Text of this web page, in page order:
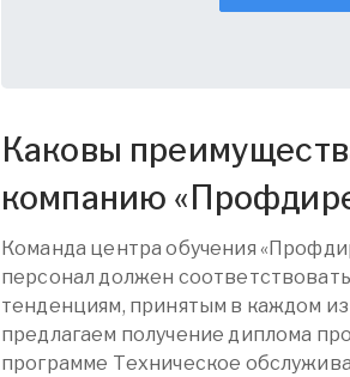
Каковы
компанию «
Команда центра обучения
персонал должен
тенденциям, принятым в каждом
предлагаем получение диплома
программе Техническое